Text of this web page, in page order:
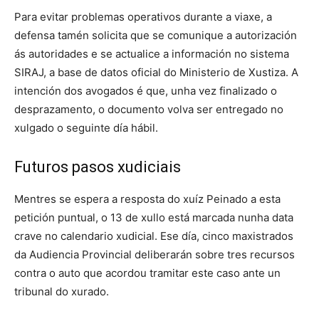
Para evitar problemas operativos durante a viaxe, a
defensa tamén solicita que se comunique a autorización
ás autoridades e se actualice a información no sistema
SIRAJ, a base de datos oficial do Ministerio de Xustiza. A
intención dos avogados é que, unha vez finalizado o
desprazamento, o documento volva ser entregado no
xulgado o seguinte día hábil.
Futuros pasos xudiciais
Mentres se espera a resposta do xuíz Peinado a esta
petición puntual, o 13 de xullo está marcada nunha data
crave no calendario xudicial. Ese día, cinco maxistrados
da Audiencia Provincial deliberarán sobre tres recursos
contra o auto que acordou tramitar este caso ante un
tribunal do xurado.